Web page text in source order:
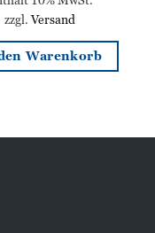
zzgl.Versand
Warenkorb